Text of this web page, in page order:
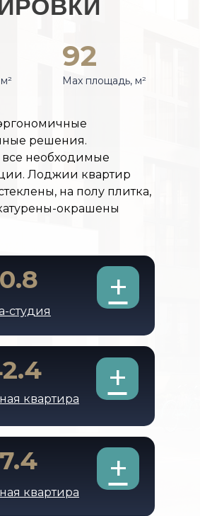
решения.
необходимые
Лоджии квартир
на полу плитка,
окрашены
+
+
студия
квартира
92
Мax площадь, м²
+
квартира